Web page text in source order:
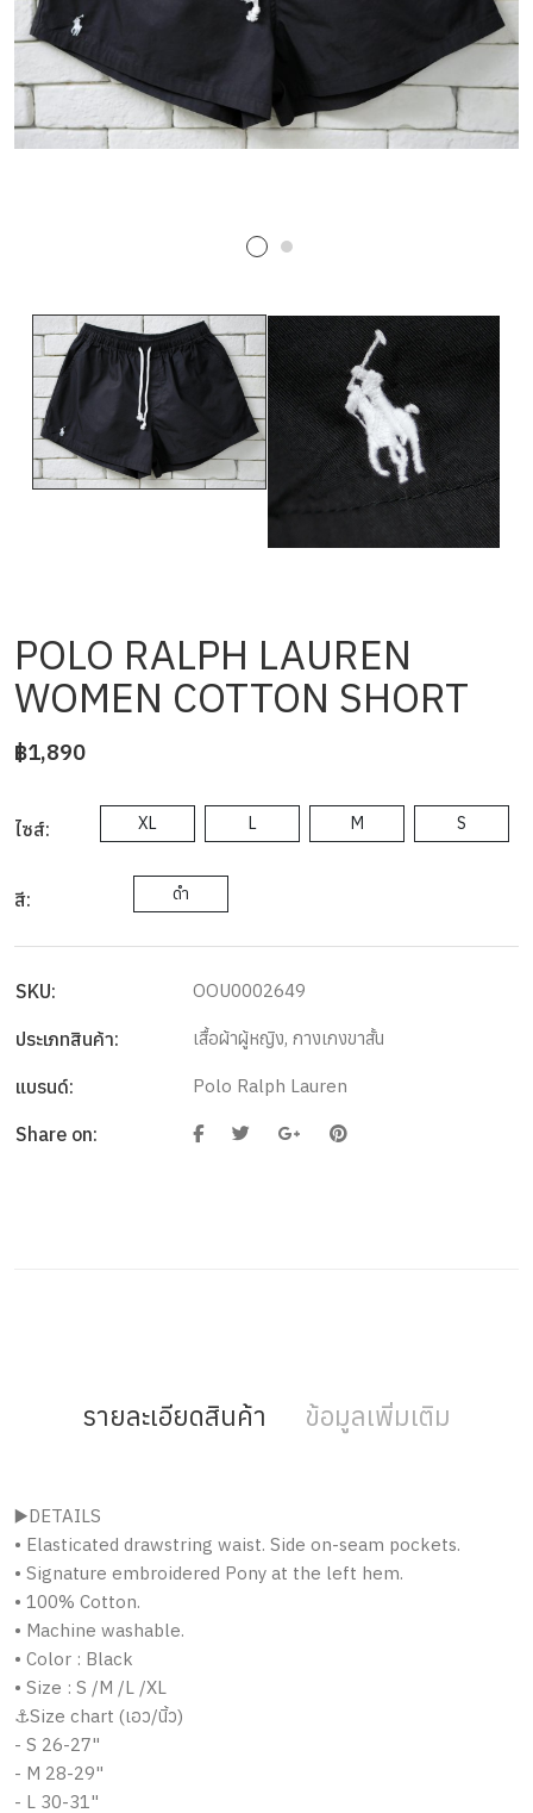
POLO RALPH LAUREN
WOMEN COTTON SHORT
฿1,890
ไซส์: XL L M S
สี: ดำ
SKU: OOU0002649
ประเภทสินค้า: เสื้อผ้าผู้หญิง, กางเกงขาสั้น
แบรนด์: Polo Ralph Lauren
Share on:
รายละเอียดสินค้า ข้อมูลเพิ่มเติม
▶️DETAILS
• Elasticated drawstring waist. Side on-seam pockets.
• Signature embroidered Pony at the left hem.
• 100% Cotton.
• Machine washable.
• Color : Black
• Size : S /M /L /XL
⚓️Size chart (เอว/นิ้ว)
- S 26-27"
- M 28-29"
- L 30-31"